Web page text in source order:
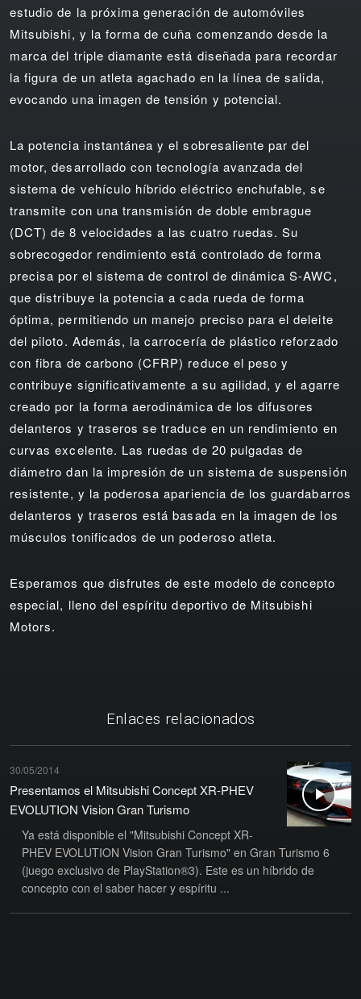
estudio de la próxima generación de automóviles
Mitsubishi, y la forma de cuña comenzando desde la
marca del triple diamante está diseñada para recordar
la figura de un atleta agachado en la línea de salida,
evocando una imagen de tensión y potencial.
La potencia instantánea y el sobresaliente par del
motor, desarrollado con tecnología avanzada del
sistema de vehículo híbrido eléctrico enchufable, se
transmite con una transmisión de doble embrague
(DCT) de 8 velocidades a las cuatro ruedas. Su
sobrecogedor rendimiento está controlado de forma
precisa por el sistema de control de dinámica S-AWC,
que distribuye la potencia a cada rueda de forma
óptima, permitiendo un manejo preciso para el deleite
del piloto. Además, la carrocería de plástico reforzado
con fibra de carbono (CFRP) reduce el peso y
contribuye significativamente a su agilidad, y el agarre
creado por la forma aerodinámica de los difusores
delanteros y traseros se traduce en un rendimiento en
curvas excelente. Las ruedas de 20 pulgadas de
diámetro dan la impresión de un sistema de suspensión
resistente, y la poderosa apariencia de los guardabarros
delanteros y traseros está basada en la imagen de los
músculos tonificados de un poderoso atleta.
Esperamos que disfrutes de este modelo de concepto
especial, lleno del espíritu deportivo de Mitsubishi
Motors.
Enlaces relacionados
30/05/2014
Presentamos el Mitsubishi Concept XR-PHEV
EVOLUTION Vision Gran Turismo
Ya está disponible el "Mitsubishi Concept XR-
PHEV EVOLUTION Vision Gran Turismo" en Gran Turismo 6
(juego exclusivo de PlayStation®3). Este es un híbrido de
concepto con el saber hacer y espíritu ...